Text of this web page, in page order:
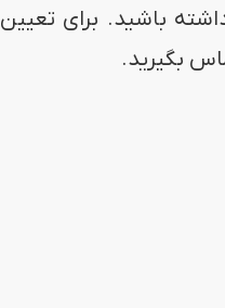
باشید. برای تعیین
بگیرید.